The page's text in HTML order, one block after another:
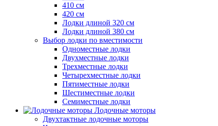
410 см
420 см
Лодки длиной 320 см
Лодки длиной 380 см
Выбор лодки по вместимости
Одноместные лодки
Двухместные лодки
Трехместные лодки
Четырехместные лодки
Пятиместные лодки
Шестиместные лодки
Семиместные лодки
Лодочные моторы
Двухтактные лодочные моторы